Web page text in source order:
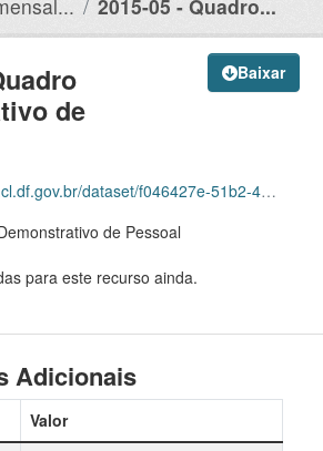
2015-05 - Quadro...
Baixar
de
afe5-945e82b55ce9/resource/fc26e252-1226-493d-8a3d-70b377cba5e5/download/2015-05-quadro-demonstrativo-de-pessoal.pdf
de Pessoal
para este recurso ainda.
Adicionais
Valor